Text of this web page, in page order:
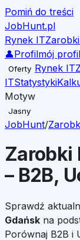
Pomiń do treści
JobHunt.pl
Rynek IT
👤Profilmój profil
Oferty Rynek IT
ITStatystyki
Motyw
Jasny
JobHunt/
Zarobki
– B2B,
Sprawdź
Gdańsk na
Porównaj B2B i